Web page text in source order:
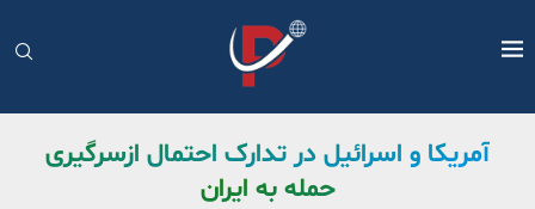
آمریکا و اسرائیل در تدارک احتمال ازسرگیری
حمله به ایران